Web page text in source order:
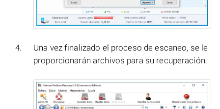
Una vez finalizado el proceso de escaneo, se le
proporcionarán archivos para su recuperación.